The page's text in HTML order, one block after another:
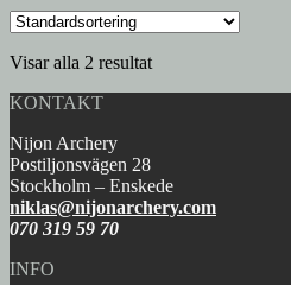
Visar alla 2 resultat
KONTAKT
Nijon Archery
Postiljonsvägen 28
Stockholm – Enskede
niklas@nijonarchery.com
070 319 59 70
INFO